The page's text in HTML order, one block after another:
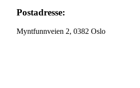
Postadresse:
Myntfunnveien 2, 0382 Oslo